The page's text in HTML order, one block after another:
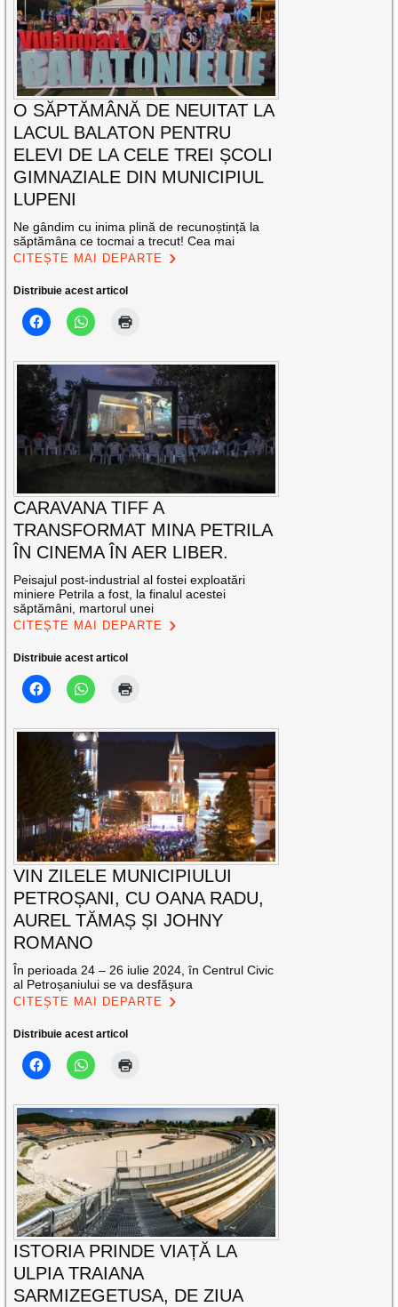
O SĂPTĂMÂNĂ DE NEUITAT LA
LACUL BALATON PENTRU
ELEVI DE LA CELE TREI ȘCOLI
GIMNAZIALE DIN MUNICIPIUL
LUPENI
Ne gândim cu inima plină de recunoștință la
săptămâna ce tocmai a trecut! Cea mai
CITEȘTE MAI DEPARTE
Distribuie acest articol
CARAVANA TIFF A
TRANSFORMAT MINA PETRILA
ÎN CINEMA ÎN AER LIBER.
Peisajul post-industrial al fostei exploatări
miniere Petrila a fost, la finalul acestei
săptămâni, martorul unei
CITEȘTE MAI DEPARTE
Distribuie acest articol
VIN ZILELE MUNICIPIULUI
PETROȘANI, CU OANA RADU,
AUREL TĂMAȘ ȘI JOHNY
ROMANO
În perioada 24 – 26 iulie 2024, în Centrul Civic
al Petroșaniului se va desfășura
CITEȘTE MAI DEPARTE
Distribuie acest articol
ISTORIA PRINDE VIAȚĂ LA
ULPIA TRAIANA
SARMIZEGETUSA, DE ZIUA